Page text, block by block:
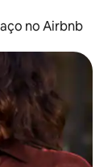
no Airbnb